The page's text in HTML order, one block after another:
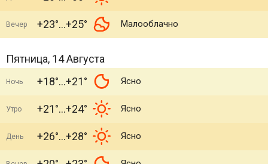
Вечер +23° +25° Малооблачно
Пятница, 14 Августа
Ночь +18° +21° Ясно
Утро +21° +24° Ясно
День +26° +28° Ясно